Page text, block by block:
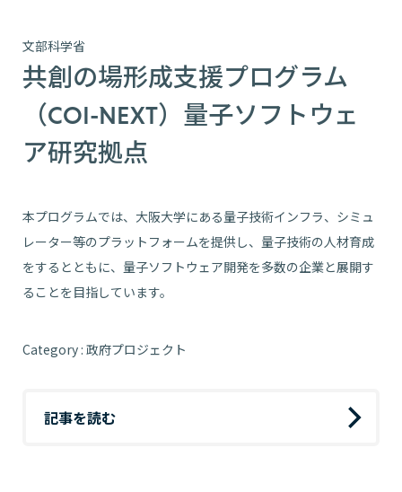
文部科学省
共創の場形成支援プログラム
（COI-NEXT）量子ソフトウェ
ア研究拠点
本プログラムでは、大阪大学にある量子技術インフラ、シミュ
レーター等のプラットフォームを提供し、量子技術の人材育成
をするとともに、量子ソフトウェア開発を多数の企業と展開す
ることを目指しています。
Category : 政府プロジェクト
記事を読む